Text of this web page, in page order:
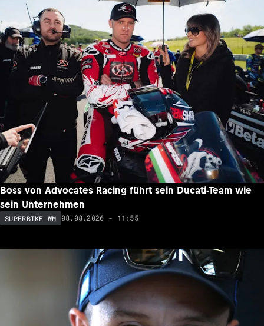
Boss von Advocates Racing führt sein Ducati-Team wie
sein Unternehmen
SUPERBIKE WM 08.08.2026 - 11:55